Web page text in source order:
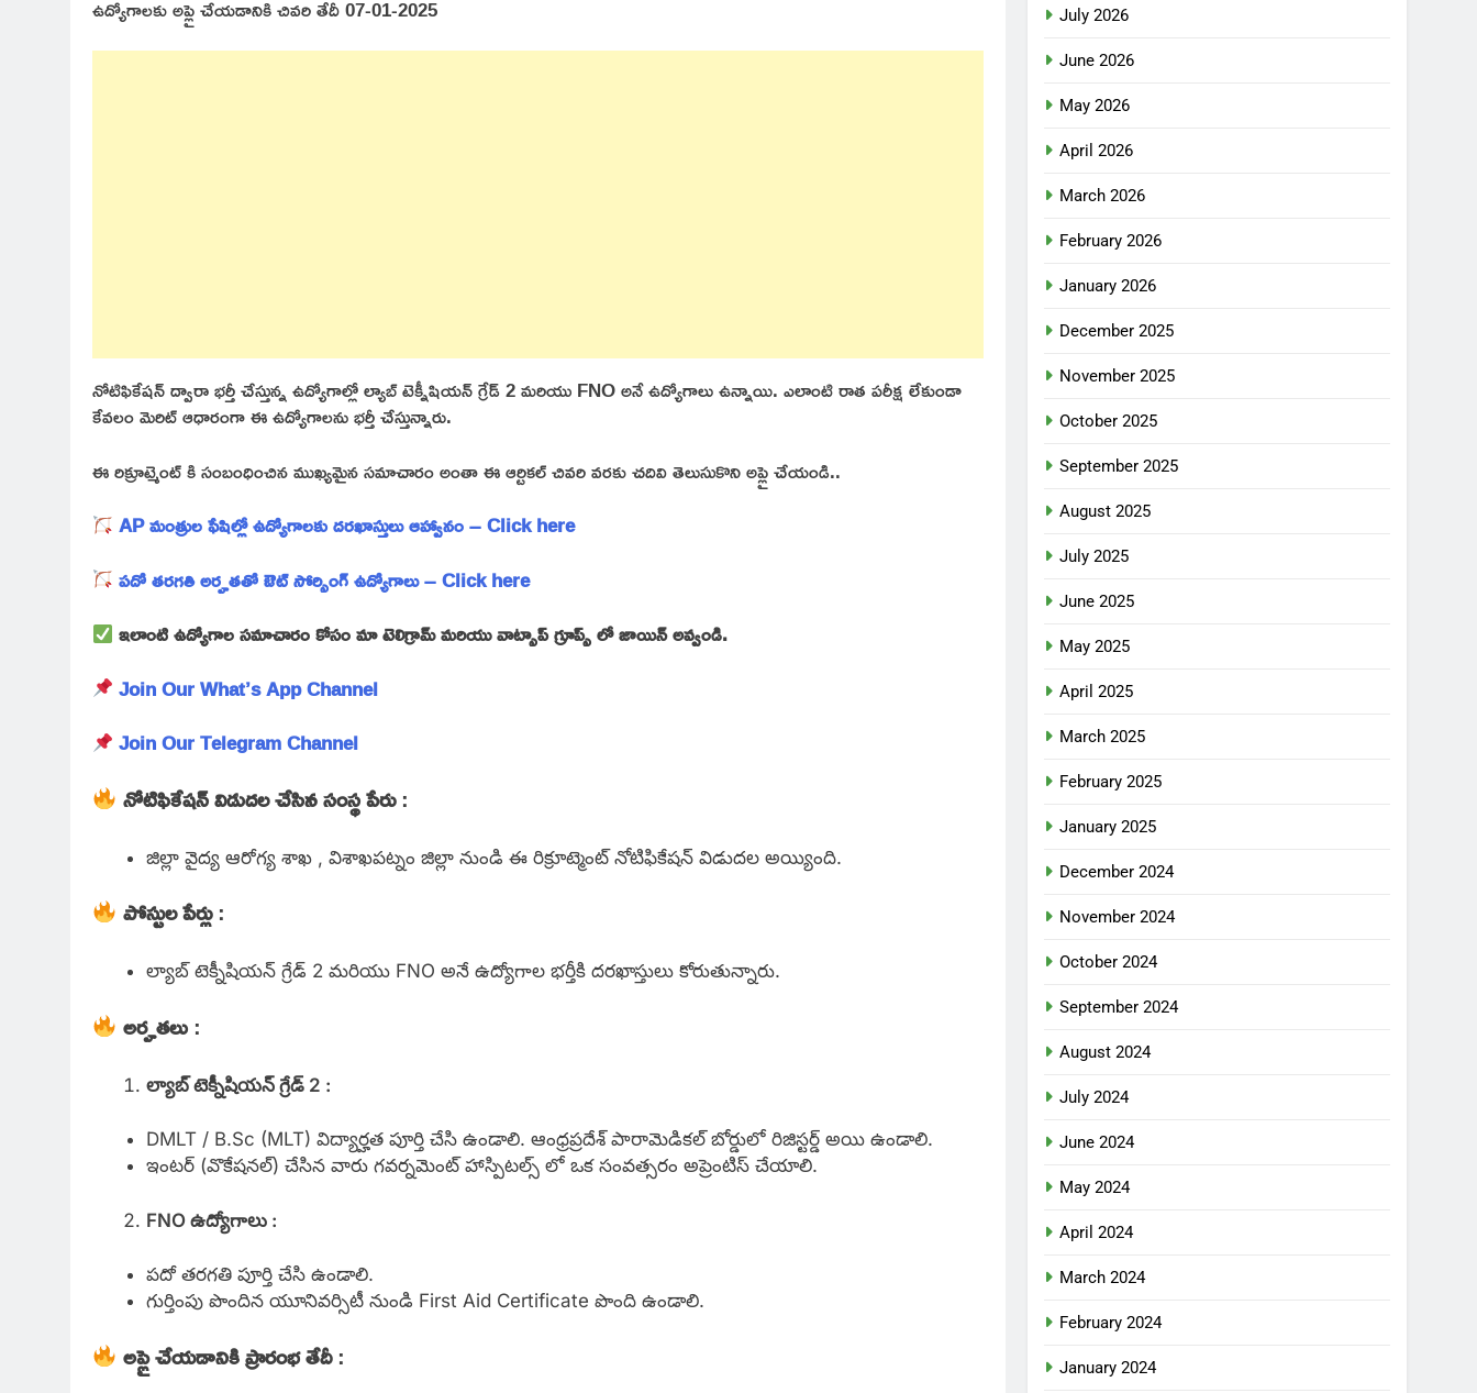
ఉద్యోగాలకు అప్లై చేయడానికి చివరి తేదీ 07-01-2025
నోటిఫికేషన్ ద్వారా భర్తీ చేస్తున్న ఉద్యోగాల్లో ల్యాబ్ టెక్నీషియన్ గ్రేడ్ 2 మరియు FNO అనే ఉద్యోగాలు ఉన్నాయి. ఎలాంటి రాత పరీక్ష లేకుండా
కేవలం మెరిట్ ఆధారంగా ఈ ఉద్యోగాలను భర్తీ చేస్తున్నారు.
ఈ రిక్రూట్మెంట్ కి సంబంధించిన ముఖ్యమైన సమాచారం అంతా ఈ ఆర్టికల్ చివరి వరకు చదివి తెలుసుకొని అప్లై చేయండి..
AP మంత్రుల ఫేషిల్లో ఉద్యోగాలకు దరఖాస్తులు ఆహ్వానం – Click here
పదో తరగతి అర్హతతో ఔట్ సోర్సింగ్ ఉద్యోగాలు – Click here
ఇలాంటి ఉద్యోగాల సమాచారం కోసం మా టెలిగ్రామ్ మరియు వాట్సాప్ గ్రూప్స్ లో జాయిన్ అవ్వండి.
Join Our What’s App Channel
Join Our Telegram Channel
నోటిఫికేషన్ విడుదల చేసిన సంస్థ పేరు:
జిల్లా వైద్య ఆరోగ్య శాఖ , విశాఖపట్నం జిల్లా నుండి ఈ రిక్రూట్మెంట్ నోటిఫికేషన్ విడుదల అయ్యింది.
పోస్టుల పేర్లు:
ల్యాబ్ టెక్నీషియన్ గ్రేడ్ 2 మరియు FNO అనే ఉద్యోగాల భర్తీకి దరఖాస్తులు కోరుతున్నారు.
అర్హతలు:
ల్యాబ్ టెక్నీషియన్ గ్రేడ్ 2 :
DMLT / B.Sc (MLT) విద్యార్హత పూర్తి చేసి ఉండాలి. ఆంధ్రప్రదేశ్ పారామెడికల్ బోర్డులో రిజిస్టర్డ్ అయి ఉండాలి.
ఇంటర్ (వొకేషనల్) చేసిన వారు గవర్నమెంట్ హాస్పిటల్స్ లో ఒక సంవత్సరం అప్రెంటిస్ చేయాలి.
FNO ఉద్యోగాలు :
పదో తరగతి పూర్తి చేసి ఉండాలి.
గుర్తింపు పొందిన యూనివర్సిటీ నుండి First Aid Certificate పొంది ఉండాలి.
అప్లై చేయడానికి ప్రారంభ తేదీ:
July 2026
June 2026
May 2026
April 2026
March 2026
February 2026
January 2026
December 2025
November 2025
October 2025
September 2025
August 2025
July 2025
June 2025
May 2025
April 2025
March 2025
February 2025
January 2025
December 2024
November 2024
October 2024
September 2024
August 2024
July 2024
June 2024
May 2024
April 2024
March 2024
February 2024
January 2024